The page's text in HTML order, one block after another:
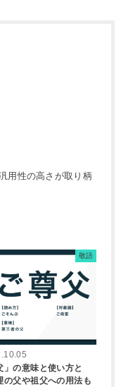
用性の高さが取り柄
敬語
」の意味と使い方と
の父や祖父への用法も